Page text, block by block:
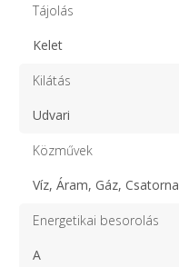
Tájolás
Kelet
Kilátás
Udvari
Közművek
Víz, Áram, Gáz, Csatorna
Energetikai besorolás
A